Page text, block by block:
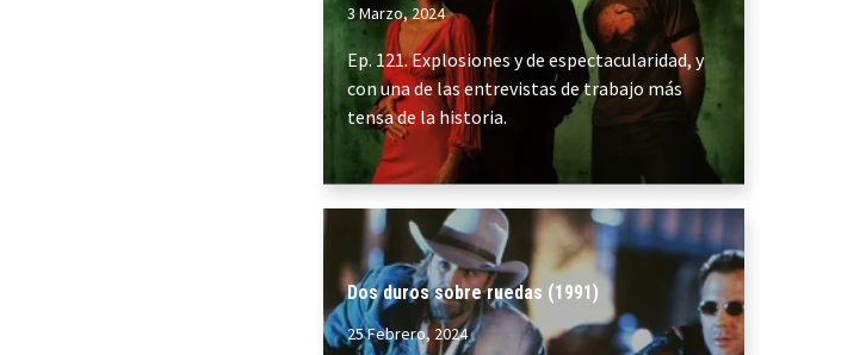
3 Marzo, 2024
Ep. 121. Explosiones y de espectacularidad, y
con una de las entrevistas de trabajo más
tensa de la historia.
Dos duros sobre ruedas (1991)
25 Febrero, 2024